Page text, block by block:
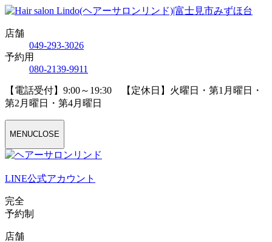
店舗
049-293-3026
予約用
080-2139-9911
【電話受付】9:00～19:30 【定休日】火曜日・第1月曜日・
第2月曜日・第4月曜日
MENUCLOSE
LINE公式アカウント
完全
予約制
店舗